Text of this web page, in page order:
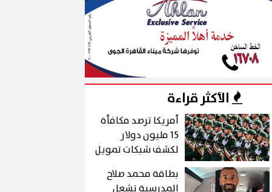
الأكثر قراءة
أمريكا ترصد مكافأة
15 مليون دولار
لكشف شبكات تمويل
الإيراني
بطاقة محمد صلاح
المدرسية تشعل